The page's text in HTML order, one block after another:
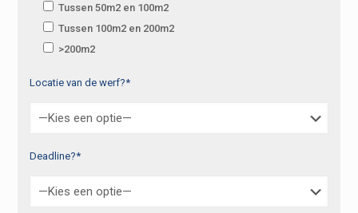
Tussen 50m2 en 100m2
Tussen 100m2 en 200m2
>200m2
Locatie van de werf?*
Deadline?*